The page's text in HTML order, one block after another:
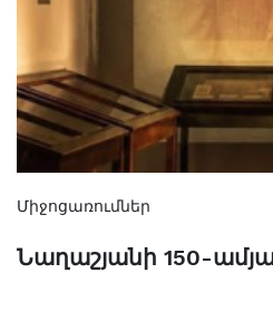
Միջոցառումներ
Նաղաշյանի 150-